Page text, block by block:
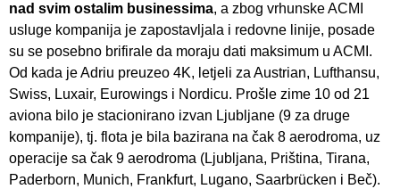
nad svim ostalim businessima, a zbog vrhunske ACMI
usluge kompanija je zapostavljala i redovne linije, posade
su se posebno brifirale da moraju dati maksimum u ACMI.
Od kada je Adriu preuzeo 4K, letjeli za Austrian, Lufthansu,
Swiss, Luxair, Eurowings i Nordicu. Prošle zime 10 od 21
aviona bilo je stacionirano izvan Ljubljane (9 za druge
kompanije), tj. flota je bila bazirana na čak 8 aerodroma, uz
operacije sa čak 9 aerodroma (Ljubljana, Priština, Tirana,
Paderborn, Munich, Frankfurt, Lugano, Saarbrücken i Beč).